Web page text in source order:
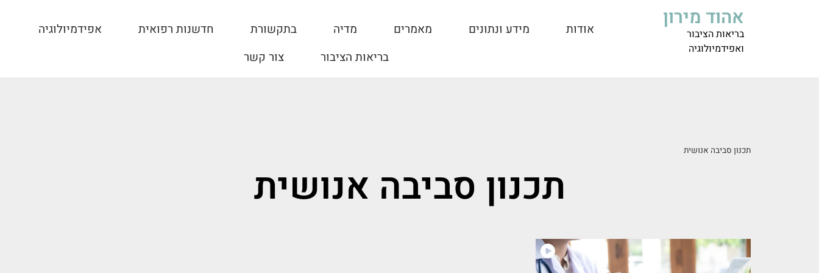
אהוד מירון
בריאות הציבור
ואפידמיולוגיה
אודות מידע ונתונים מאמרים מדיה בתקשורת חדשנות רפואית
אפידמיולוגיה
בריאות הציבור
צור קשר
תכנון סביבה אנושית
תכנון סביבה אנושית